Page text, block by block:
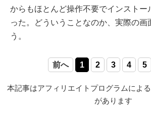
からもほとんど操作不要でインストー
った。どういうことなのか、実際の画
う。
前へ 1 2 3 4 5
本記事はアフィリエイトプログラムによ
があります